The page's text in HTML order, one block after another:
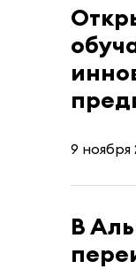
9 ноября
В